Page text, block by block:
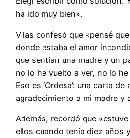
ha ido muy bien».
Vilas confesó que «pensé
donde estaba el amor
que sentían una madre y un
no lo he vuelto a ver, no lo
Eso es ‘Ordesa’: una carta de
agradecimiento a mi madre y
Además, recordó que
ellos cuando tenía diez años